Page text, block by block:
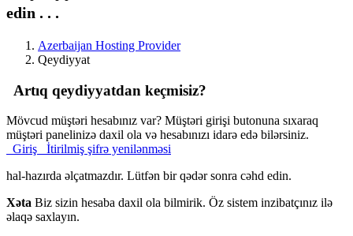
edin . . .
Azerbaijan Hosting Provider
Qeydiyyat
Artıq qeydiyyatdan keçmisiz?
Mövcud müştəri hesabınız var? Müştəri girişi butonuna sıxaraq
müştəri panelinizə daxil ola və hesabınızı idarə edə bilərsiniz.
Giriş
İtirilmiş şifrə yenilənməsi
hal-hazırda əlçatmazdır. Lütfən bir qədər sonra cəhd edin.
Xəta Biz sizin hesaba daxil ola bilmirik. Öz sistem inzibatçınız ilə
əlaqə saxlayın.